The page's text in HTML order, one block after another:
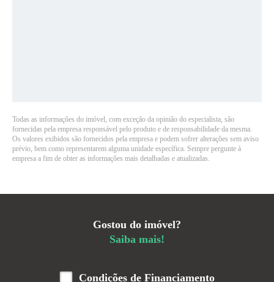
Todas as informações do imóvel, com exceção da opinião do especialista, são
fornecidas pela empresa responsável pelo produto e de responsabilidade da mesma.
Os valores exibidos são fornecidos pela empresa e podem sofrer alterações sem aviso
prévio, bem como representarem alguma unidade específica. Sempre pergunte à
empresa a fim de obter as informações mais detalhadas e atualizadas.
Gostou do imóvel?
Saiba mais!
Condições de Financiamento